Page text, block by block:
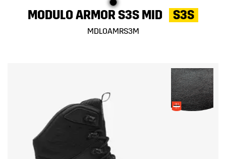
MODULO ARMOR S3S MID S3S
MDLOAMRS3M